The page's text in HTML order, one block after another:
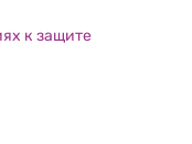
к защите